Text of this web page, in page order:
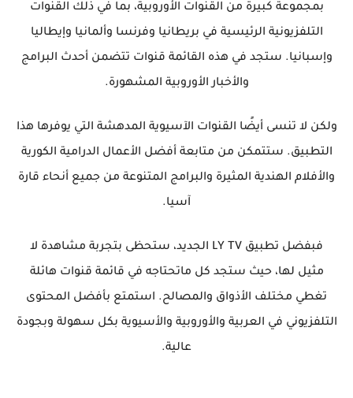
بمجموعة كبيرة من القنوات الأوروبية، بما في ذلك القنوات
التلفزيونية الرئيسية في بريطانيا وفرنسا وألمانيا وإيطاليا
وإسبانيا. ستجد في هذه القائمة قنوات تتضمن أحدث البرامج
والأخبار الأوروبية المشهورة.
ولكن لا تنسى أيضًا القنوات الآسيوية المدهشة التي يوفرها هذا
التطبيق. ستتمكن من متابعة أفضل الأعمال الدرامية الكورية
والأفلام الهندية المثيرة والبرامج المتنوعة من جميع أنحاء قارة
آسيا.
فبفضل تطبيق LY TV الجديد، ستحظى بتجربة مشاهدة لا
مثيل لها، حيث ستجد كل ماتحتاجه في قائمة قنوات هائلة
تغطي مختلف الأذواق والمصالح. استمتع بأفضل المحتوى
التلفزيوني في العربية والأوروبية والأسيوية بكل سهولة وبجودة
عالية.